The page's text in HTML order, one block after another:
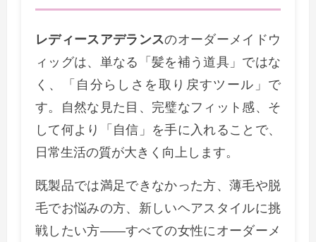
レディースアデランスのオーダーメイドウ
ィッグは、単なる「髪を補う道具」ではな
く、「自分らしさを取り戻すツール」で
す。自然な見た目、完璧なフィット感、そ
して何より「自信」を手に入れることで、
日常生活の質が大きく向上します。
既製品では満足できなかった方、薄毛や脱
毛でお悩みの方、新しいヘアスタイルに挑
戦したい方——すべての女性にオーダーメ